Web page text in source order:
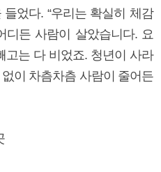
었다. “우리는 확실히 체감
디든 사람이 살았습니다. 요
고는 다 비었죠. 청년이 사라
이 차츰차츰 사람이 줄어든